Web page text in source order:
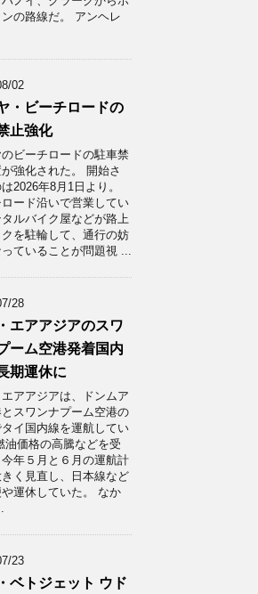
の路線だ。 アンヘレ
02
・ビーチロードの
止強化
ビーチロードの駐車禁
強化された。 開始さ
2026年8月1日より。
ロード沿いで営業してい
ルバイク屋などが路上
を駐輪して、通行の妨
ていることが問題視 ...
28
エアアジアのスワ
ーム空港発着国内
期運休に
アアジアは、ドンムア
スワンナプーム空港の
イ国内線を運航してい
油価格の高騰などを受
年５月と６月の運航計
く見直し、日本線など
や運休していた。 なか
23
ベトジェット ウド